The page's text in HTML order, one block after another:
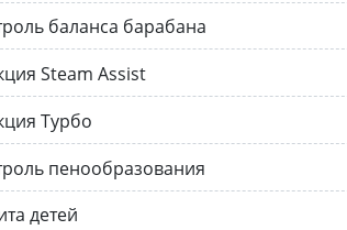
баланса барабана
Steam Assist
Турбо
пенообразования
детей